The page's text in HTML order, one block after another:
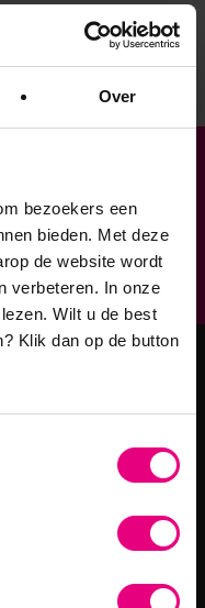
Over
bezoekers een
bieden. Met deze
de website wordt
verbeteren. In onze
Wilt u de best
Klik dan op de button